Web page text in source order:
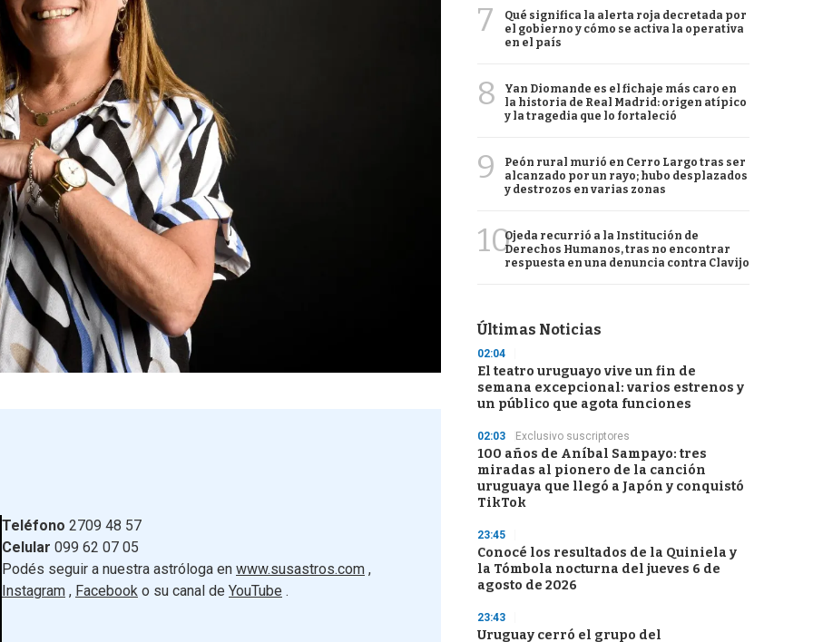
Teléfono 2709 48 57
Celular 099 62 07 05
Podés seguir a nuestra astróloga en www.susastros.com ,
Instagram , Facebook o su canal de YouTube .
7
Qué significa la alerta roja decretada por
el gobierno y cómo se activa la operativa
en el país
8
Yan Diomande es el fichaje más caro en
la historia de Real Madrid: origen atípico
y la tragedia que lo fortaleció
9
Peón rural murió en Cerro Largo tras ser
alcanzado por un rayo; hubo desplazados
y destrozos en varias zonas
10Ojeda recurrió a la Institución de
Derechos Humanos, tras no encontrar
respuesta en una denuncia contra Clavijo
Últimas Noticias
02:04
El teatro uruguayo vive un fin de
semana excepcional: varios estrenos y
un público que agota funciones
02:03 Exclusivo suscriptores
100 años de Aníbal Sampayo: tres
miradas al pionero de la canción
uruguaya que llegó a Japón y conquistó
TikTok
23:45
Conocé los resultados de la Quiniela y
la Tómbola nocturna del jueves 6 de
agosto de 2026
23:43
Uruguay cerró el grupo del